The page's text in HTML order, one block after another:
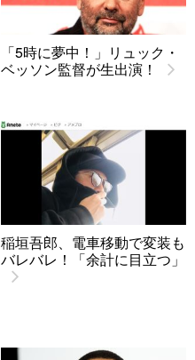
「5時に夢中！」リュック・
ベッソン監督が生出演！
稲垣吾郎、電車移動で変装も
バレバレ！「余計に目立つ」